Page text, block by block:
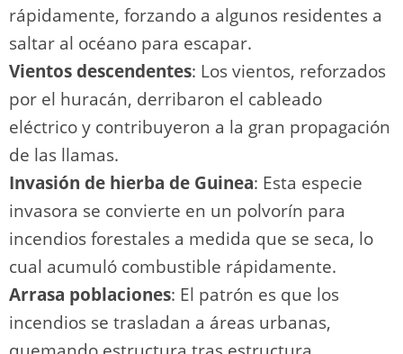
rápidamente, forzando a algunos residentes a
saltar al océano para escapar.
Vientos descendentes: Los vientos, reforzados
por el huracán, derribaron el cableado
eléctrico y contribuyeron a la gran propagación
de las llamas.
Invasión de hierba de Guinea: Esta especie
invasora se convierte en un polvorín para
incendios forestales a medida que se seca, lo
cual acumuló combustible rápidamente.
Arrasa poblaciones: El patrón es que los
incendios se trasladan a áreas urbanas,